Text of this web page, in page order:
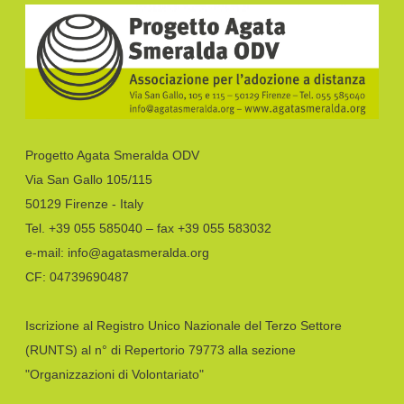
Progetto Agata Smeralda ODV
Via San Gallo 105/115
50129 Firenze - Italy
Tel. +39 055 585040 – fax +39 055 583032
e-mail: info@agatasmeralda.org
CF: 04739690487
Iscrizione al Registro Unico Nazionale del Terzo Settore
(RUNTS) al n° di Repertorio 79773 alla sezione
"Organizzazioni di Volontariato"